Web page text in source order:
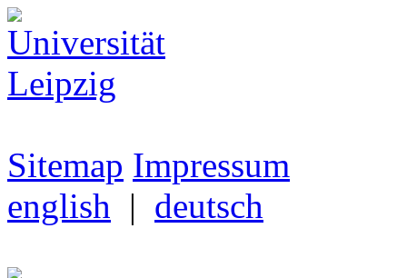
Sitemap Impressum
english | deutsch